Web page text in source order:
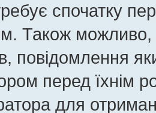
спочатку
Також можливо,
повідомлення
перед їхнім
для